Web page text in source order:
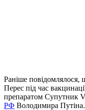
Раніше повідомлялося,
Перес під час
препаратом Супутник
РФ Володимира Путіна.